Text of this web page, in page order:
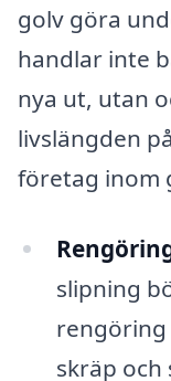
golv göra
handlar inte
nya ut, utan
livslängden
företag inom
slipning
skräp